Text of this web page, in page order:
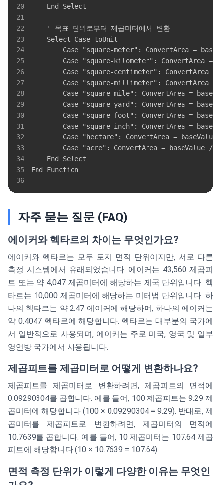
20
21
22
    ' 목표 단위로부터 제곱미터에서 변환
23
24
25
26
27
28
29
30
31
32
33
34
35
End Function
36
자주 묻는 질문 (FAQ)
에이커와 헥타르의 차이는 무엇인가요?
에이커와 헥타르는 모두 토지 면적 단위이지만, 서로 다른
측정 시스템에서 유래되었습니다. 에이커는 43,560 제곱피
트 또는 약 4,047 제곱미터에 해당하는 제국 단위입니다. 헥
타르는 10,000 제곱미터에 해당하는 미터법 단위입니다. 하
나의 헥타르는 약 2.47 에이커에 해당하며, 하나의 에이커는
약 0.4047 헥타르에 해당합니다. 헥타르는 대부분의 국가에
서 일반적으로 사용되며, 에이커는 주로 미국, 영국 및 일부
영연방 국가에서 사용됩니다.
제곱피트를 제곱미터로 어떻게 변환하나요?
제곱피트를 제곱미터로 변환하려면, 제곱피트의 면적에
0.09290304를 곱합니다. 예를 들어, 100 제곱피트는 9.29 제
곱미터에 해당합니다 (100 × 0.09290304 = 9.29). 반대로, 제
곱미터를 제곱피트로 변환하려면, 제곱미터의 면적에
10.7639를 곱합니다. 예를 들어, 10 제곱미터는 107.64 제곱
피트에 해당합니다 (10 × 10.7639 = 107.64).
면적 측정 단위가 이렇게 다양한 이유는 무엇인